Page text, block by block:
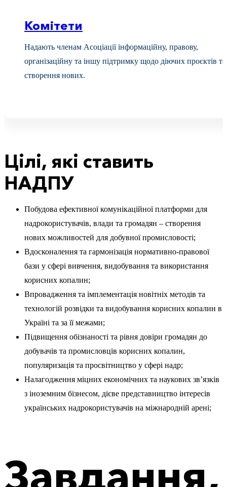
Комітети
Надають членам Асоціації інформаційну, правову,
організаційну та іншу підтримку щодо діючих проєктів та
створення нових.
Цілі, які ставить
НАДПУ
Побудова ефективної комунікаційної платформи для
надрокористувачів, влади та громадян – створення
нових можливостей для добувної промисловості;
Вдосконалення та гармонізація нормативно-правової
бази у сфері вивчення, видобування та використання
корисних копалин;
Впровадження та імплементація новітніх методів та
технологій розвідки та видобування корисних копалин в
Україні та за її межами;
Підвищення обізнаності та рівня довіри громадян до
добувачів та промисловців корисних копалин,
популяризація та просвітництво у сфері надр;
Налагодження міцних економічних та наукових зв’язків
з іноземним бізнесом, дієве представництво інтересів
українських надрокористувачів на міжнародній арені;
Завдання,